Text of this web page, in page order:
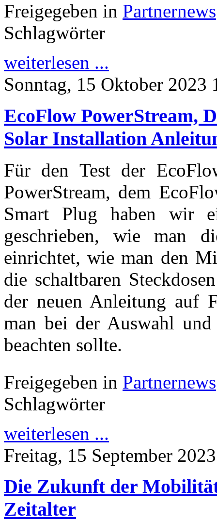
Freigegeben in Partnernews
Schlagwörter
weiterlesen ...
Sonntag, 15 Oktober 2023
EcoFlow PowerStream,
Solar Installation
Für den Test der
PowerStream, dem
Smart Plug haben wir
geschrieben, wie man
einrichtet, wie man den
die schaltbaren
der neuen Anleitung auf
man bei der Auswahl
beachten sollte.
Freigegeben in Partnernews
Schlagwörter
weiterlesen ...
Freitag, 15 September
Die Zukunft der
Zeitalter